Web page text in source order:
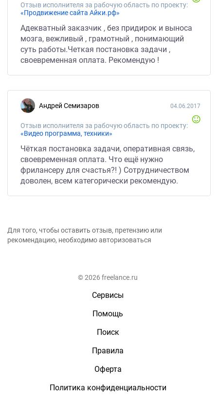
Отзыв исполнителя за рабочую область по проекту:
«Продвижение сайта Айки.рф»
Адекватный заказчик , без придирок и выноса
мозга, вежливый , грамотный , понимающий
суть работы.Четкая постановка задачи ,
своевременная оплата. Рекомендую !
Андрей Семизаров
Отзыв исполнителя за рабочую область по проекту:
«Видео программа, техники»
04.06.2017
Чёткая постановка задачи, оперативная связь,
своевременная оплата. Что ещё нужно
фрилансеру для счастья?! ) Сотрудничеством
доволен, всем категорически рекомендую.
Для того, чтобы оставить отзыв, претензию или
рекомендацию, необходимо авторизоваться
© 2026 freelance.ru
Сервисы
Помощь
Поиск
Правила
Оферта
Политика конфиденциальности